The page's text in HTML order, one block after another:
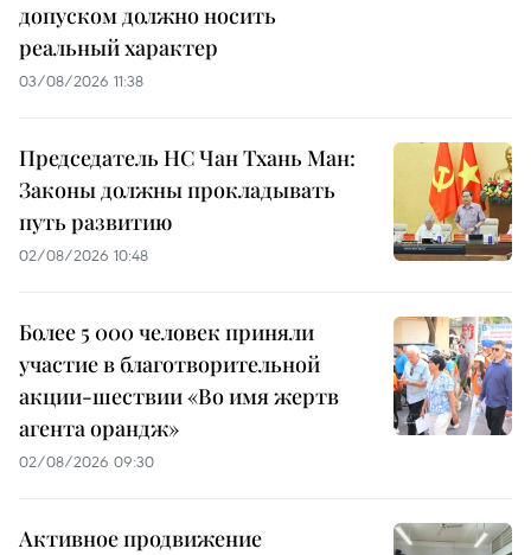
допуском должно носить
реальный характер
03/08/2026 11:38
Председатель НС Чан Тхань Ман:
Законы должны прокладывать
путь развитию
02/08/2026 10:48
Более 5 000 человек приняли
участие в благотворительной
акции-шествии «Во имя жертв
агента орандж»
02/08/2026 09:30
Активное продвижение